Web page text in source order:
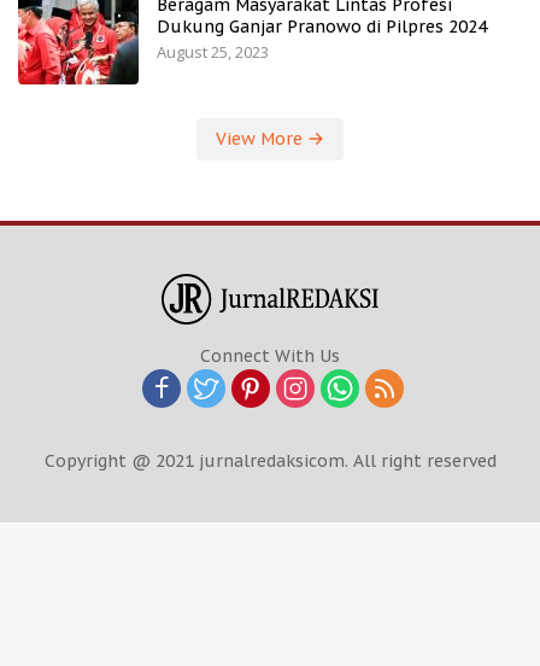
Beragam Masyarakat Lintas Profesi
Dukung Ganjar Pranowo di Pilpres 2024
August 25, 2023
View More
Connect With Us
Copyright @ 2021 jurnalredaksicom. All right reserved